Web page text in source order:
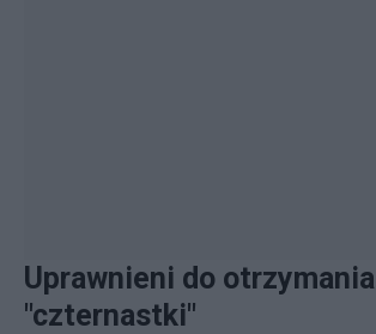
Uprawnieni do otrzymania
"czternastki"